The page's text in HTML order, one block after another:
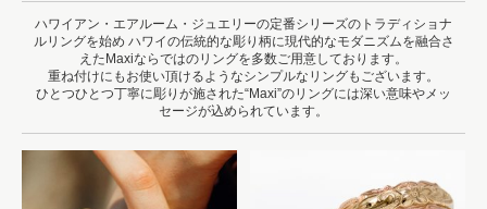
ハワイアン・エアルーム・ジュエリーの定番シリーズのトラディショナ
ルリングを始め ハワイの伝統的な彫り柄に現代的なモダニズムを融合さ
えたMaxiならではのリングを多数ご用意しております。
重ね付けにもお使い頂けるようなシンプルなリングもございます。
ひとつひとつ丁寧に彫りが施された“Maxi”のリングには深い意味やメッ
セージが込められています。